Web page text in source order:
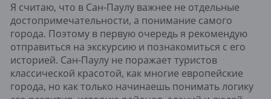
Я считаю, что в Сан-Паулу важнее не отдельные
достопримечательности, а понимание самого
города. Поэтому в первую очередь я рекомендую
отправиться на экскурсию и познакомиться с его
историей. Сан-Паулу не поражает туристов
классической красотой, как многие европейские
города, но как только начинаешь понимать логику